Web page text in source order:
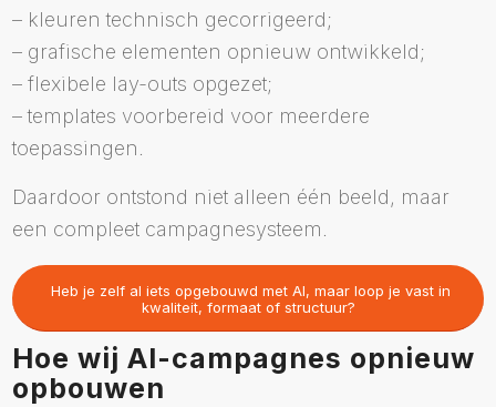
– kleuren technisch gecorrigeerd;
– grafische elementen opnieuw ontwikkeld;
– flexibele lay-outs opgezet;
– templates voorbereid voor meerdere
toepassingen.
Daardoor ontstond niet alleen één beeld, maar
een compleet campagnesysteem.
Heb je zelf al iets opgebouwd met AI, maar loop je vast in
kwaliteit, formaat of structuur?
Hoe wij AI-campagnes opnieuw
opbouwen